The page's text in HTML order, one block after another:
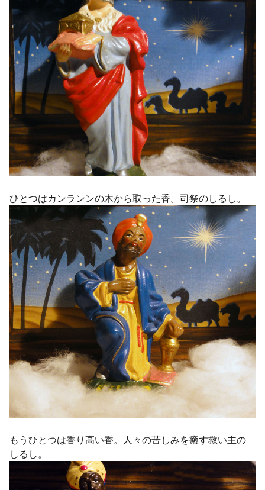
ひとつはカンランンの木から取った香。司祭のしるし。
もうひとつは香り高い香。人々の苦しみを癒す救い主の
しるし。